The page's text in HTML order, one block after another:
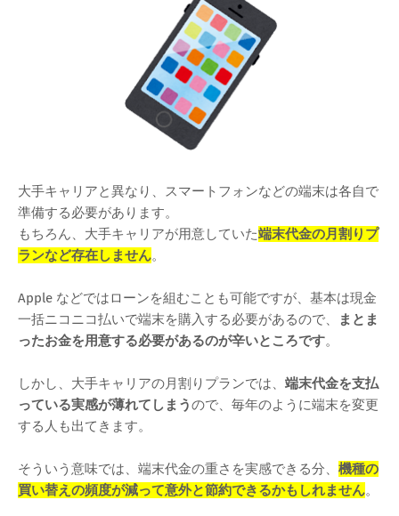
大手キャリアと異なり、スマートフォンなどの端末は各自で
準備する必要があります。
もちろん、大手キャリアが用意していた端末代金の月割りプ
ランなど存在しません。
Apple などではローンを組むことも可能ですが、基本は現金
一括ニコニコ払いで端末を購入する必要があるので、
まとま
ったお金を用意する必要があるのが辛いところです。
しかし、大手キャリアの月割りプランでは、 端末代金を支払
っている実感が薄れてしまうので、毎年のように端末を変更
する人も出てきます。
そういう意味では、端末代金の重さを実感できる分、 機種の
買い替えの頻度が減って意外と節約できるかもしれません。